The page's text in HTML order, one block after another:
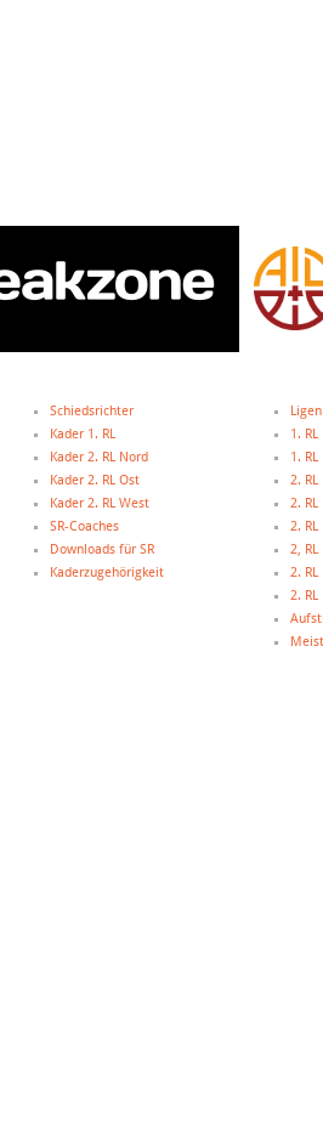
Schiedsrichter
Kader 1. RL
Kader 2. RL Nord
Kader 2. RL Ost
Kader 2. RL West
SR-Coaches
Downloads für SR
Kaderzugehörigkeit
Ligen
1.
1.
2.
2.
2.
2,
2.
2.